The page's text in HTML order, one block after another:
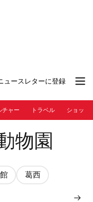
ュースレターに登録
チャー トラベル ショッピ
物園
葛西